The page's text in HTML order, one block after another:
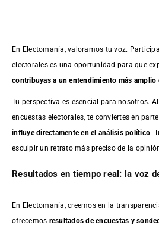
En Electomanía, valoramos tu voz.
electorales es una oportunidad para que
contribuyas a un entendimiento más
Tu perspectiva es esencial para nosotros.
encuestas electorales, te conviertes en
influye directamente en el análisis político.
esculpir un retrato más preciso de la
Resultados en tiempo real: la voz
En Electomanía, creemos en la
ofrecemos resultados deencuestas y